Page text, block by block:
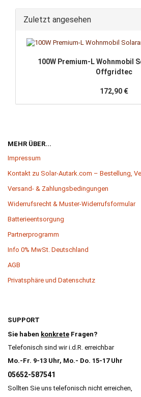
Zuletzt angesehen
100W Premium-L Wohnmobil
Offgridtec
172,90 €
MEHR ÜBER...
Impressum
Kontakt zu Solar-Autark.com – Bestellung,
Versand- & Zahlungsbedingungen
Widerrufsrecht & Muster-Widerrufsformular
Batterieentsorgung
Partnerprogramm
Info 0% MwSt. Deutschland
AGB
Privatsphäre und Datenschutz
SUPPORT
Sie haben konkrete Fragen?
Telefonisch sind wir i.d.R. erreichbar
Mo.-Fr. 9-13 Uhr, Mo.- Do. 15-17 Uhr
05652-587541
Sollten Sie uns telefonisch nicht erreichen,